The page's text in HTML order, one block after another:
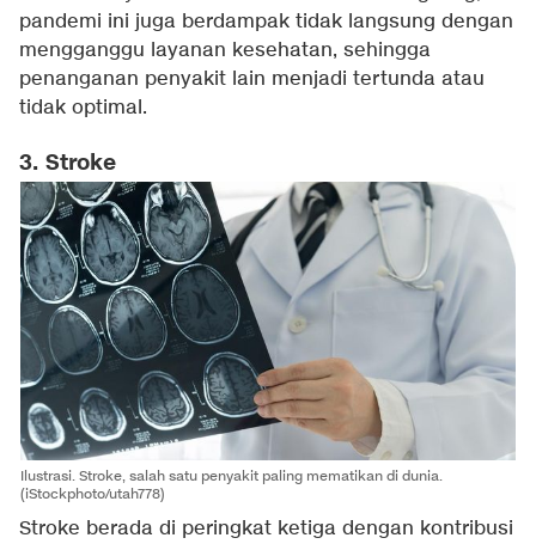
pandemi ini juga berdampak tidak langsung dengan
mengganggu layanan kesehatan, sehingga
penanganan penyakit lain menjadi tertunda atau
tidak optimal.
3. Stroke
Ilustrasi. Stroke, salah satu penyakit paling mematikan di dunia.
(iStockphoto/utah778)
Stroke berada di peringkat ketiga dengan kontribusi